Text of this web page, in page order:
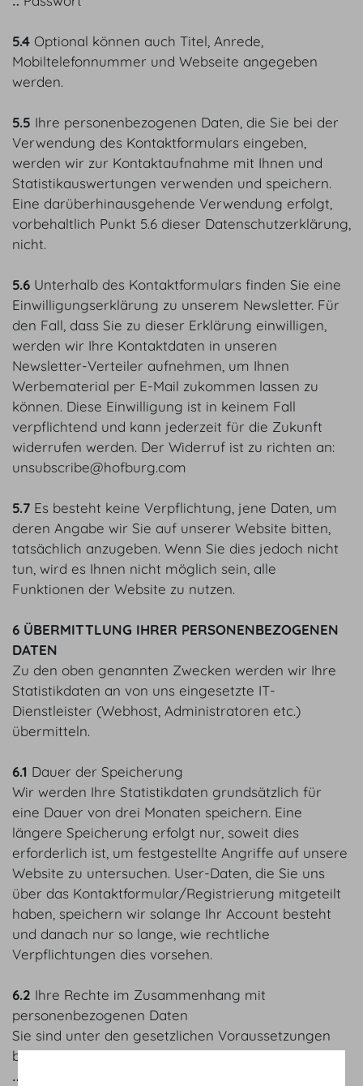
5.4 Optional können auch Titel, Anrede,
Mobiltelefonnummer und Webseite angegeben
werden.
5.5 Ihre personenbezogenen Daten, die Sie bei der
Verwendung des Kontaktformulars eingeben,
werden wir zur Kontaktaufnahme mit Ihnen und
Statistikauswertungen verwenden und speichern.
Eine darüberhinausgehende Verwendung erfolgt,
vorbehaltlich Punkt 5.6 dieser Datenschutzerklärung,
nicht.
5.6 Unterhalb des Kontaktformulars finden Sie eine
Einwilligungserklärung zu unserem Newsletter. Für
den Fall, dass Sie zu dieser Erklärung einwilligen,
werden wir Ihre Kontaktdaten in unseren
Newsletter-Verteiler aufnehmen, um Ihnen
Werbematerial per E-Mail zukommen lassen zu
können. Diese Einwilligung ist in keinem Fall
verpflichtend und kann jederzeit für die Zukunft
widerrufen werden. Der Widerruf ist zu richten an:
unsubscribe@hofburg.com
5.7 Es besteht keine Verpflichtung, jene Daten, um
deren Angabe wir Sie auf unserer Website bitten,
tatsächlich anzugeben. Wenn Sie dies jedoch nicht
tun, wird es Ihnen nicht möglich sein, alle
Funktionen der Website zu nutzen.
6 ÜBERMITTLUNG IHRER PERSONENBEZOGENEN
DATEN
Zu den oben genannten Zwecken werden wir Ihre
Statistikdaten an von uns eingesetzte IT-
Dienstleister (Webhost, Administratoren etc.)
übermitteln.
6.1 Dauer der Speicherung
Wir werden Ihre Statistikdaten grundsätzlich für
eine Dauer von drei Monaten speichern. Eine
längere Speicherung erfolgt nur, soweit dies
erforderlich ist, um festgestellte Angriffe auf unsere
Website zu untersuchen. User-Daten, die Sie uns
über das Kontaktformular/Registrierung mitgeteilt
haben, speichern wir solange Ihr Account besteht
und danach nur so lange, wie rechtliche
Verpflichtungen dies vorsehen.
6.2 Ihre Rechte im Zusammenhang mit
personenbezogenen Daten
Sie sind unter den gesetzlichen Voraussetzungen
berechtigt:
‥ zu überprüfen, ob und welche